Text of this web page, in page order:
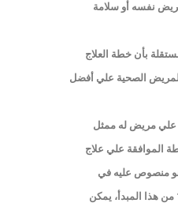
نفسه أو سلامة
بأن خطة العلاج
الصحية علي أفضل
الفقرة 6 أعلاه علي مريض له ممثل
الموافقة علي علاج
هو منصوص عليه في
الفقرات 12 و 13 و 14 و 15 من هذا المبدأ، يمكن